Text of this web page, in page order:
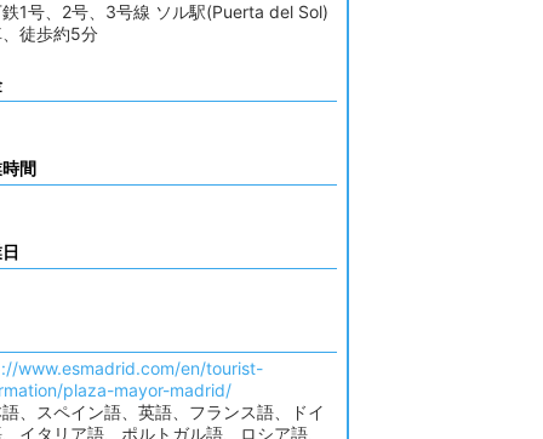
1号、2号、3号線 ソル駅(Puerta del Sol)
徒歩約5分
間
www.esmadrid.com/en/tourist-
plaza-mayor-madrid/
、スペイン語、英語、フランス語、ドイ
イタリア語、ポルトガル語、ロシア語、